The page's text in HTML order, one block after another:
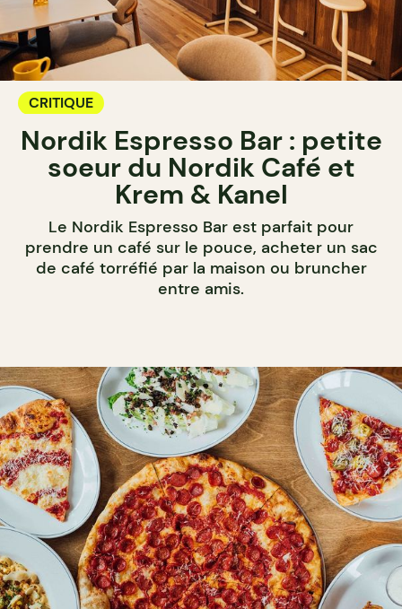
CRITIQUE
Nordik Espresso Bar : petite
soeur du Nordik Café et
Krem & Kanel
Le Nordik Espresso Bar est parfait pour
prendre un café sur le pouce, acheter un sac
de café torréfié par la maison ou bruncher
entre amis.